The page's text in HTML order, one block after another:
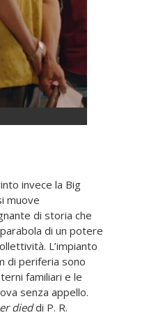
invece la Big
muove
di storia che
di un potere
L’impianto
di periferia sono
familiari e le
senza appello.
dieddi P. R.